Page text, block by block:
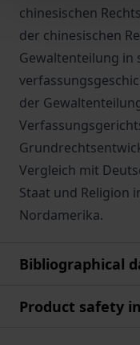
chinesischen
der chinesischen
Gewaltenteilung in
der
Vergleich mit
Staat und Religion
Nordamerika.
Bibliographical
Product safety